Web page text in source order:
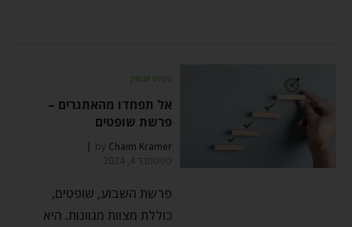
פשוט ועמוק
אל תפחדו מהאתגרים –
פרשת שופטים
by Chaim Kramer
ספטמבר 4, 2024
פרשת השבוע, שופטים,
כוללת מצוות מגוונות. היא